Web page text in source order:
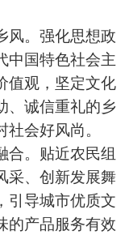
。强化思想政
中国特色社会主
值观，坚定文化
、诚信重礼的乡
会好风尚。
。贴近农民组
采、创新发展舞
引导城市优质文
的产品服务有效